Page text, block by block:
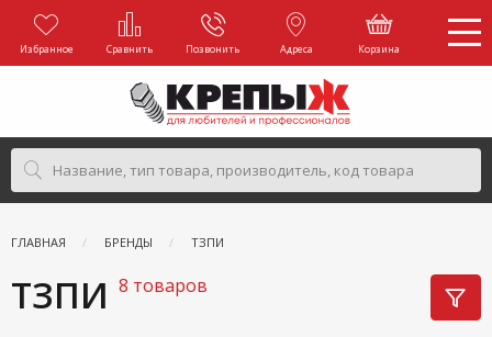
Избранное Сравнить Позвонить Адреса Корзина
ГЛАВНАЯ БРЕНДЫ ТЗПИ
ТЗПИ 8 товаров